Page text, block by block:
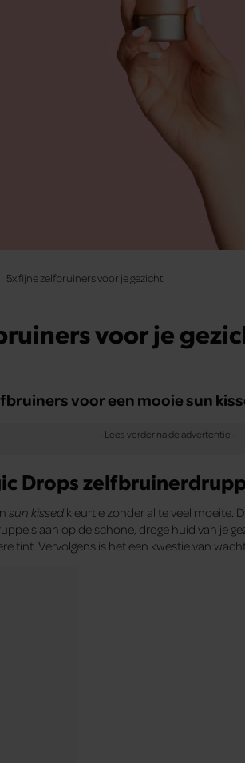
5x fijne zelfbruiners voor je gezicht
voor je
voor een mooie sun
Drops
sun kissed kleurtje zonder al te veel moeite.
aan op de schone, droge huid van je
tint. Vervolgens is het een kwestie van